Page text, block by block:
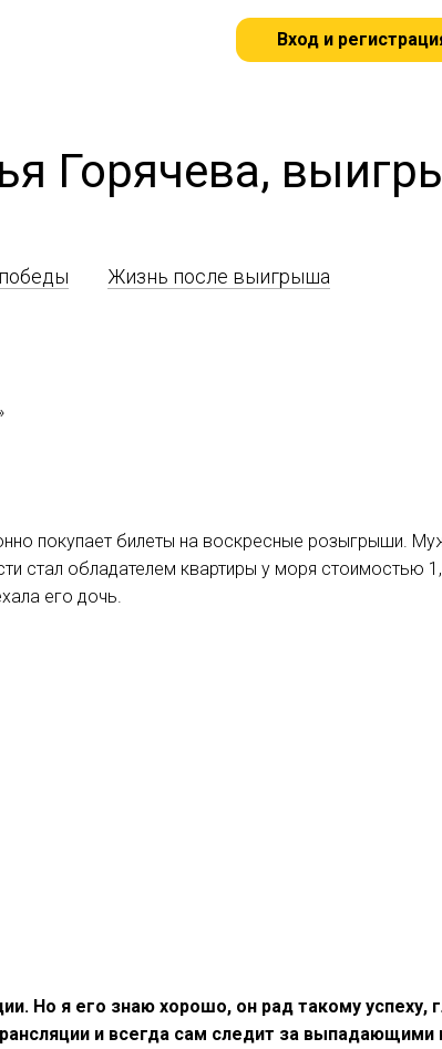
Вход и
Горячева,
Жизнь после выигрыша
покупает билеты на воскресные розыгрыши.
стал обладателем квартиры у моря стоимостью
его дочь.
Но я его знаю хорошо, он рад такому успеху,
и всегда сам следит за выпадающими